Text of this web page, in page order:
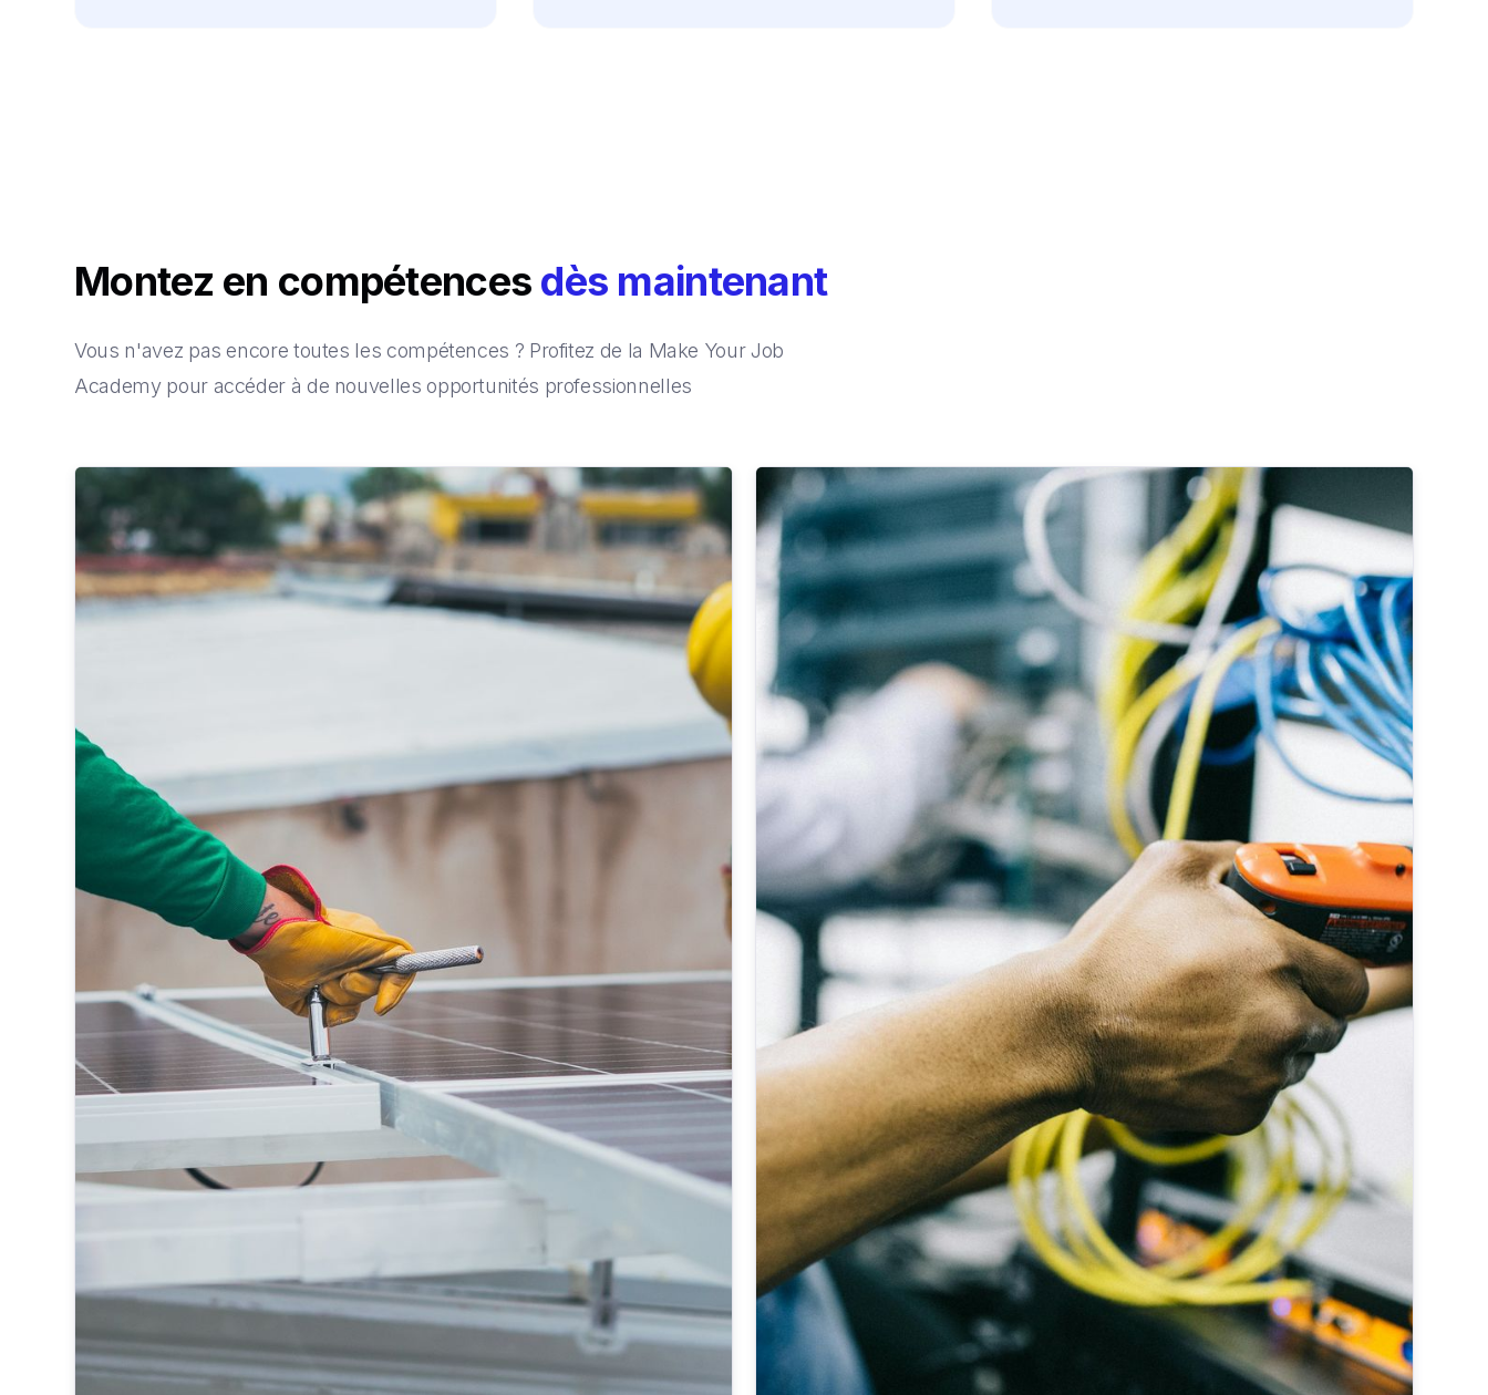
Montez en compétences dès maintenant
Vous n'avez pas encore toutes les compétences ? Profitez de la Make Your Job
Academy pour accéder à de nouvelles opportunités professionnelles